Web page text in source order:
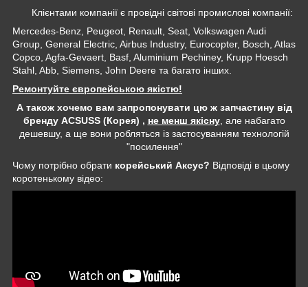
Клієнтами компанії є провідні світові промислові компанії:
Mercedes-Benz, Peugeot, Renault, Seat, Volkswagen Audi
Group, General Electric, Airbus Industry, Eurocopter, Bosch, Atlas
Copco, Agfa-Gevaert, Basf, Aluminium Pechiney, Krupp Hoesch
Stahl, Abb, Siemens, John Deere та багато інших.
Ремонтуйте європейською якістю!
А також хочемо вам запропонувати цю ж запчастину від
бренду ACSUSS (Корея) , не менш якісну, але набагато
дешевшу, а ще вони робляться із застосуванням технологій
"посилення"
Чому потрібно обрати корейський Аксус? Відповіді в цьому
коротенькому відео: